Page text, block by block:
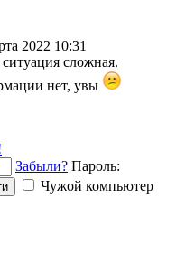
2022 10:31
сложная.
нет, увы
Забыли? Пароль:
Чужой компьютер